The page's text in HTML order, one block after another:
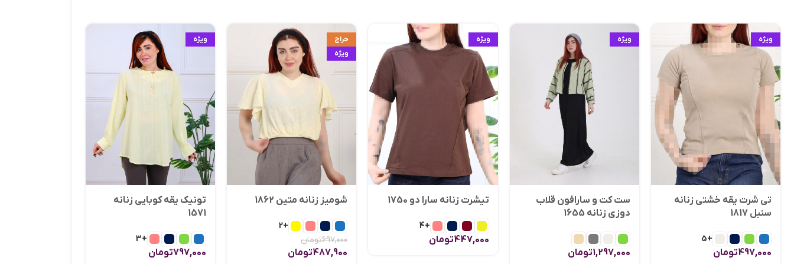
ویژه
تی شرت یقه خشتی زنانه
سنبل 1817
+5
497,000تومان
ویژه
ست کت و سارافون قلاب
دوزی زنانه 1655
1,297,000تومان
ویژه
تیشرت زنانه سارا دو 1750
+4
447,000تومان
حراج
ویژه
شومیز زنانه متین 1862
+2
697,000تومان
487,900تومان
ویژه
تونیک یقه کوبایی زنانه
1571
+3
797,000تومان